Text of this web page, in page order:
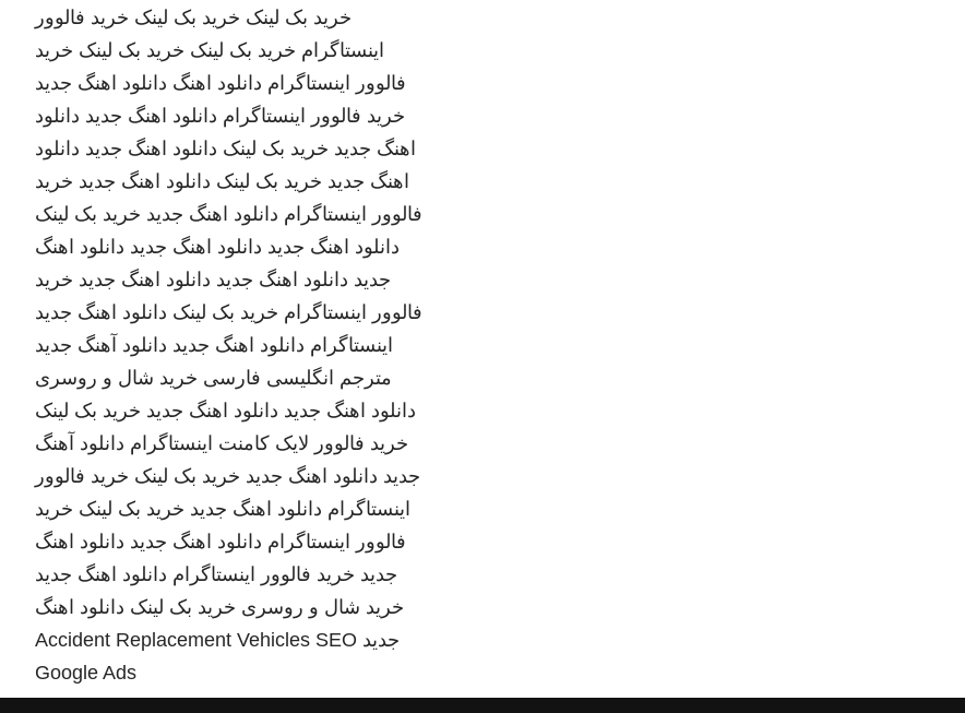
خرید بک لینک خرید بک لینک خرید فالوور
اینستاگرام خرید بک لینک خرید بک لینک خرید
فالوور اینستاگرام دانلود اهنگ دانلود اهنگ جدید
خرید فالوور اینستاگرام دانلود اهنگ جدید دانلود
اهنگ جدید خرید بک لینک دانلود اهنگ جدید دانلود
اهنگ جدید خرید بک لینک دانلود اهنگ جدید خرید
فالوور اینستاگرام دانلود اهنگ جدید خرید بک لینک
دانلود اهنگ جدید دانلود اهنگ جدید دانلود اهنگ
جدید دانلود اهنگ جدید دانلود اهنگ جدید خرید
فالوور اینستاگرام خرید بک لینک دانلود اهنگ جدید
اینستاگرام دانلود اهنگ جدید دانلود آهنگ جدید
مترجم انگلیسی فارسی خرید شال و روسری
دانلود اهنگ جدید دانلود اهنگ جدید خرید بک لینک
خرید فالوور لایک کامنت اینستاگرام دانلود آهنگ
جدید دانلود اهنگ جدید خرید بک لینک خرید فالوور
اینستاگرام دانلود اهنگ جدید خرید بک لینک خرید
فالوور اینستاگرام دانلود اهنگ جدید دانلود اهنگ
جدید خرید فالوور اینستاگرام دانلود اهنگ جدید
خرید شال و روسری خرید بک لینک دانلود اهنگ
جدید
Accident Replacement Vehicles SEO
Google Ads